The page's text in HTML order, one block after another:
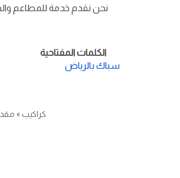
نحن نقدم خدمة للمطاعم
الكلمات المفتاحية
سباك بالرياض
كراكيب»